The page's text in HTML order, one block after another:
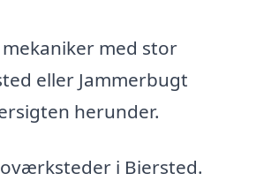
med stor
eller Jammerbugt
herunder.
i Biersted.